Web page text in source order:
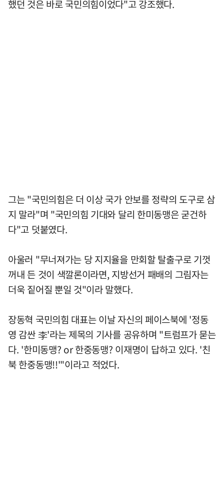
했던 것은 바로 국민의힘이었다"고 강조했다.
그는 "국민의힘은 더 이상 국가 안보를 정략의 도구로 삼
지 말라"며 "국민의힘 기대와 달리 한미동맹은 굳건하
다"고 덧붙였다.
아울러 "무너져가는 당 지지율을 만회할 탈출구로 기껏
꺼내 든 것이 색깔론이라면, 지방선거 패배의 그림자는
더욱 짙어질 뿐일 것"이라 말했다.
장동혁 국민의힘 대표는 이날 자신의 페이스북에 '정동
영 감싼 李'라는 제목의 기사를 공유하며 "트럼프가 묻는
다. '한미동맹? or 한중동맹? 이재명이 답하고 있다. '친
북 한중동맹!!'"이라고 적었다.